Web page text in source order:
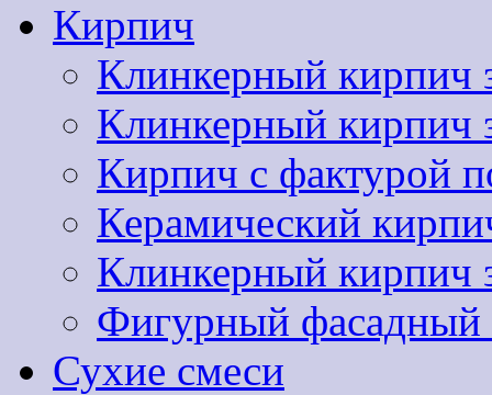
Кирпич
Клинкерный кирпич
Клинкерный кирпич
Кирпич с фактурой
Керамический
Клинкерный кирпич
Фигурный фасадный
Сухие смеси